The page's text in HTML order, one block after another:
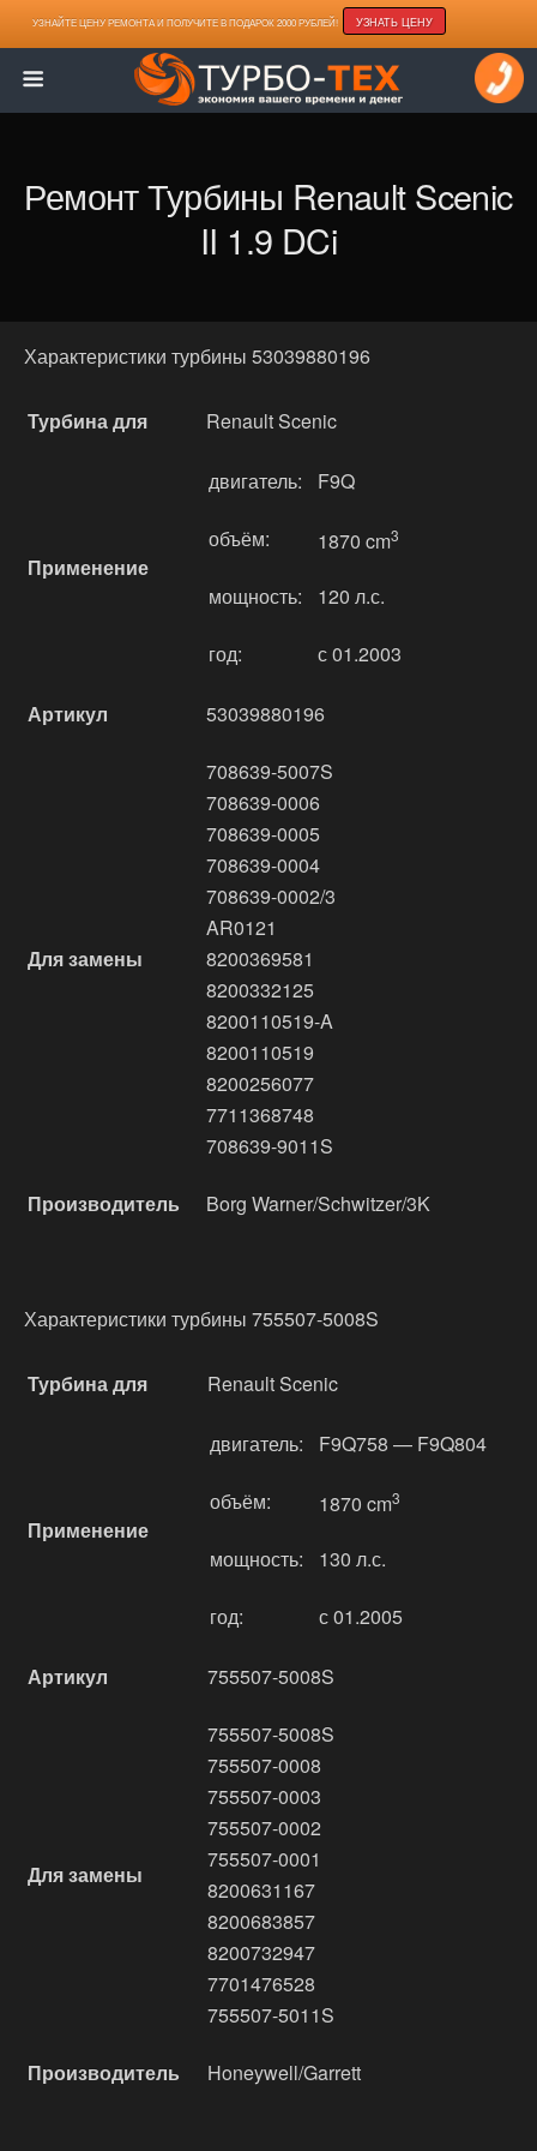
УЗНАЙТЕ ЦЕНУ РЕМОНТА И ПОЛУЧИТЕ В ПОДАРОК 2000 РУБЛЕЙ! УЗНАТЬ ЦЕНУ
Ремонт Турбины Renault Scenic
II 1.9 DCi
Характеристики турбины 53039880196
Турбина для Renault Scenic
Применение
двигатель: F9Q
объём: 1870 cm3
мощность: 120 л.с.
год: с 01.2003
Артикул 53039880196
Для замены
708639-5007S
708639-0006
708639-0005
708639-0004
708639-0002/3
AR0121
8200369581
8200332125
8200110519-A
8200110519
8200256077
7711368748
708639-9011S
Производитель Borg Warner/Schwitzer/3K
Характеристики турбины 755507-5008S
Турбина для Renault Scenic
Применение
двигатель: F9Q758 — F9Q804
объём: 1870 cm3
мощность: 130 л.с.
год: с 01.2005
Артикул 755507-5008S
Для замены
755507-5008S
755507-0008
755507-0003
755507-0002
755507-0001
8200631167
8200683857
8200732947
7701476528
755507-5011S
Производитель Honeywell/Garrett